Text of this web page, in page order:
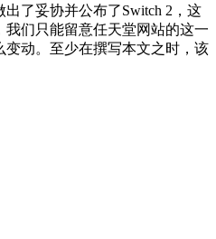
了妥协并公布了Switch 2，这
们只能留意任天堂网站的这一
动。至少在撰写本文之时，该